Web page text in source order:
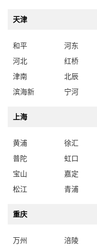
天津
和平 河东
河北
红桥
津南
北辰
滨海新
宁河
上海
黄浦 徐汇
普陀
虹口
宝山
嘉定
松江
青浦
重庆
万州 涪陵